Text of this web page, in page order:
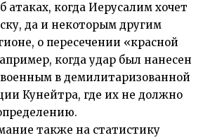
атаках, когда Иерусалим хочет
да и некоторым другим
о пересечении «красной
когда удар был нанесен
в демилитаризованной
Кунейтра, где их не должно
также на статистику